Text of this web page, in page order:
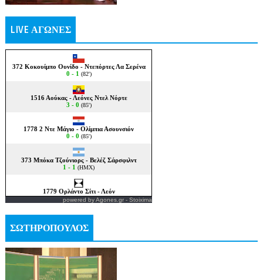
LIVE ΑΓΩΝΕΣ
powered byAgones.gr- Stoixima
ΣΩΤΗΡΟΠΟΥΛΟΣ